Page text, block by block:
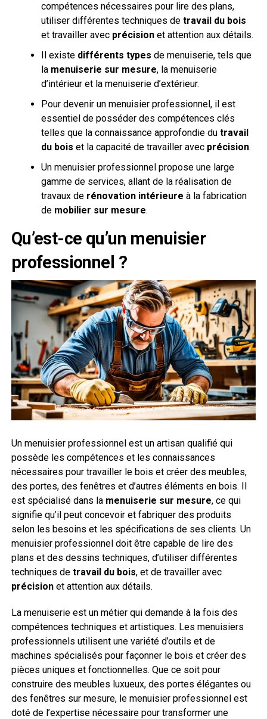
compétences nécessaires pour lire des plans,
utiliser différentes techniques de travail du bois
et travailler avec précisionet attention aux détails.
Il existe différents types de menuiserie, tels que
la menuiserie sur mesure, la menuiserie
d’intérieur et la menuiserie d’extérieur.
Pour devenir un menuisier professionnel, il est
essentiel de posséder des compétences clés
telles que la connaissance approfondie du travail
du bois et la capacité de travailler avec précision.
Un menuisier professionnel propose une large
gamme de services, allant de la réalisation de
travaux de rénovation intérieure à la fabrication
de mobilier sur mesure.
Qu’est-ce qu’un menuisier
professionnel ?
Un menuisier professionnel est un artisan qualifié qui
possède les compétences et les connaissances
nécessaires pour travailler le bois et créer des meubles,
des portes, des fenêtres et d’autres éléments en bois. Il
est spécialisé dans la menuiserie sur mesure, ce qui
signifie qu’il peut concevoir et fabriquer des produits
selon les besoins et les spécifications de ses clients. Un
menuisier professionnel doit être capable de lire des
plans et des dessins techniques, d’utiliser différentes
techniques de travail du bois, et de travailler avec
précisionet attention aux détails.
La menuiserie est un métier qui demande à la fois des
compétences techniques et artistiques. Les menuisiers
professionnels utilisent une variété d’outils et de
machines spécialisés pour façonner le bois et créer des
pièces uniques et fonctionnelles. Que ce soit pour
construire des meubles luxueux, des portes élégantes ou
des fenêtres sur mesure, le menuisier professionnel est
doté de l’expertise nécessaire pour transformer une